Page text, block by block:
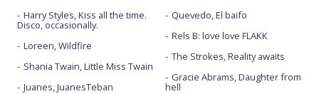
Harry Styles, Kiss all the time.
Disco, occasionally.
Loreen, Wildfire
Shania Twain, Little Miss Twain
Juanes, JuanesTeban
Quevedo, El baifo
Rels B: love love FLAKK
The Strokes, Reality awaits
Gracie Abrams, Daughter from
hell